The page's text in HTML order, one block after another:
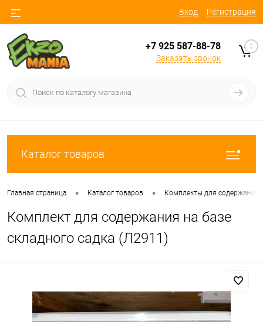
Вход Регистрация
+7 925 587-88-78
Заказать звонок
0
Каталог товаров
Главная страница • Каталог товаров • Комплекты для содержания
Комплект для содержания на базе
складного садка (Л2911)